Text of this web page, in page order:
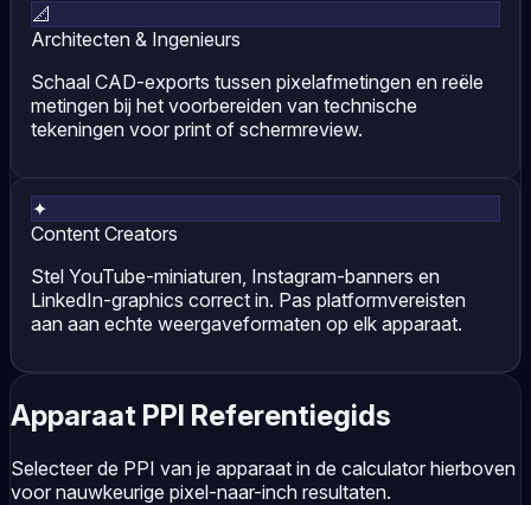
📐
Architecten & Ingenieurs
Schaal CAD-exports tussen pixelafmetingen en reële
metingen bij het voorbereiden van technische
tekeningen voor print of schermreview.
✦
Content Creators
Stel YouTube-miniaturen, Instagram-banners en
LinkedIn-graphics correct in. Pas platformvereisten
aan aan echte weergaveformaten op elk apparaat.
Apparaat PPI Referentiegids
Selecteer de PPI van je apparaat in de calculator hierboven
voor nauwkeurige pixel-naar-inch resultaten.